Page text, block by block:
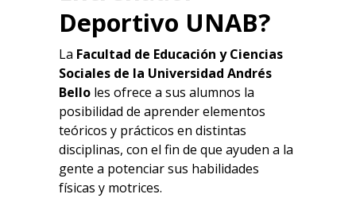
Deportivo UNAB?
La Facultad de Educación y Ciencias
Sociales de la Universidad Andrés
Bello les ofrece a sus alumnos la
posibilidad de aprender elementos
teóricos y prácticos en distintas
disciplinas, con el fin de que ayuden a la
gente a potenciar sus habilidades
físicas y motrices.